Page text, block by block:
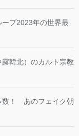
プ2023年の世界最
露韓北）のカルト宗教
数！ あのフェイク朝